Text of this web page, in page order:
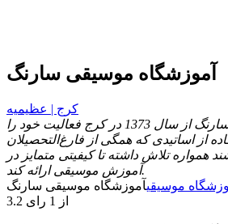
آموزشگاه موسیقی سارنگ
کرج | عظیمیه
آموزشگاه موسیقی سارنگ از سال 1373 در کرج فعالیت خود را
از اساتیدی که همگی از فارغ‌التحصیلان
همواره تلاش داشته تا کیفیتی متمایز در
آموزش موسیقی ارائه کند.
موسیقیآموزشگاه موسیقی سارنگ
3.2 از 1 رای